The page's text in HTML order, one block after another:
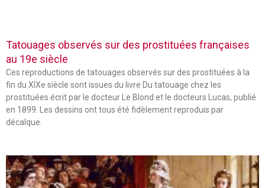
Tatouages observés sur des prostituées françaises
au 19e siècle
Ces reproductions de tatouages observés sur des prostituées à la
fin du XIXe siècle sont issues du livre Du tatouage chez les
prostituées écrit par le docteur Le Blond et le docteurs Lucas, publié
en 1899. Les dessins ont tous été fidèlement reproduis par
décalque.